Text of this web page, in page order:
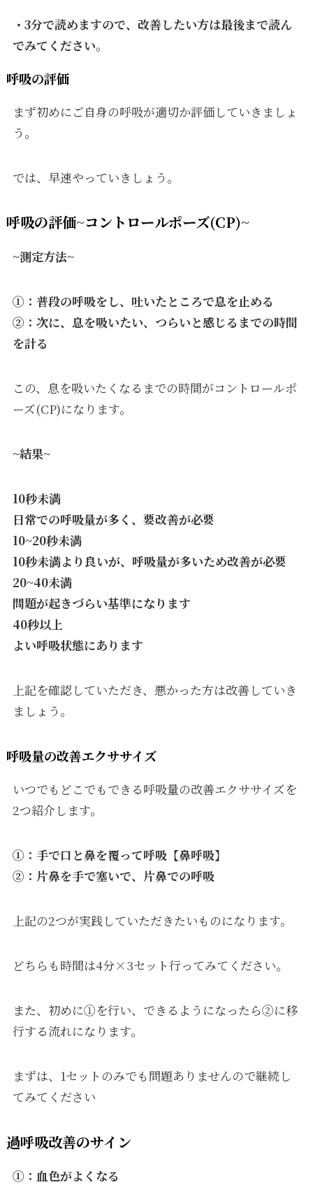
・3分で読めますので、改善したい方は最後まで読ん
でみてください。
呼吸の評価
まず初めにご自身の呼吸が適切か評価していきましょ
う。
では、早速やっていきしょう。
呼吸の評価~コントロールポーズ(CP)~
~測定方法~
①：普段の呼吸をし、吐いたところで息を止める
②：次に、息を吸いたい、つらいと感じるまでの時間
を計る
この、息を吸いたくなるまでの時間がコントロールポ
ーズ(CP)になります。
~結果~
10秒未満
日常での呼吸量が多く、要改善が必要
10~20秒未満
10秒未満より良いが、呼吸量が多いため改善が必要
20~40未満
問題が起きづらい基準になります
40秒以上
よい呼吸状態にあります
上記を確認していただき、悪かった方は改善していき
ましょう。
呼吸量の改善エクササイズ
いつでもどこでもできる呼吸量の改善エクササイズを
2つ紹介します。
①：手で口と鼻を覆って呼吸【鼻呼吸】
②：片鼻を手で塞いで、片鼻での呼吸
上記の2つが実践していただきたいものになります。
どちらも時間は4分×3セット行ってみてください。
また、初めに①を行い、できるようになったら②に移
行する流れになります。
まずは、1セットのみでも問題ありませんので継続し
てみてください
過呼吸改善のサイン
①：血色がよくなる